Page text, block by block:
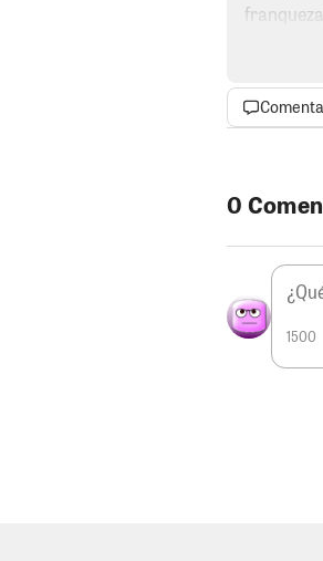
se
debe
Poder
arrastra
periodos
este
0
1500